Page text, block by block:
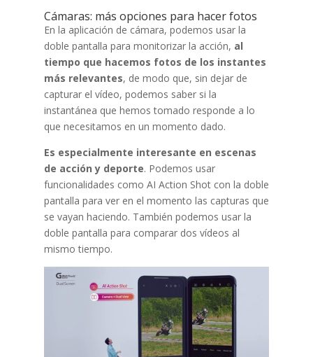
Cámaras: más opciones para hacer fotos
En la aplicación de cámara, podemos usar la
doble pantalla para monitorizar la acción, al
tiempo que hacemos fotos de los instantes
más relevantes, de modo que, sin dejar de
capturar el vídeo, podemos saber si la
instantánea que hemos tomado responde a lo
que necesitamos en un momento dado.
Es especialmente interesante en escenas
de acción y deporte. Podemos usar
funcionalidades como AI Action Shot con la doble
pantalla para ver en el momento las capturas que
se vayan haciendo. También podemos usar la
doble pantalla para comparar dos vídeos al
mismo tiempo.